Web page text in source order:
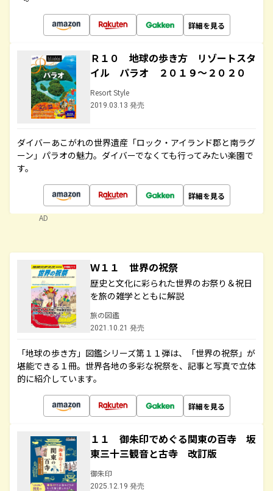
詳細を見る
Ｒ１０ 地球の歩き方 リゾートスタ
イル パラオ ２０１９～２０２０
Resort Style
2019.03.13 発売
ダイバーあこがれの世界遺産「ロック・アイランド郡と南ラグ
ーン」パラオの魅力。ダイバーでなくても行ってみたい楽園で
す。
詳細を見る
AD
Ｗ１１ 世界の祝祭
歴史と文化に彩られた世界のお祭り＆祝日
を旅の雑学とともに解説
旅の図鑑
2021.10.21 発売
「地球の歩き方」図鑑シリーズ第１１弾は、「世界の祝祭」が
堪能できる１冊。世界各地の多彩な祝祭を、記事と写真で立体
的に紹介しています。
詳細を見る
１１ 御朱印でめぐる関東の百寺 坂
東三十三観音と古寺 改訂版
御朱印
2025.12.19 発売